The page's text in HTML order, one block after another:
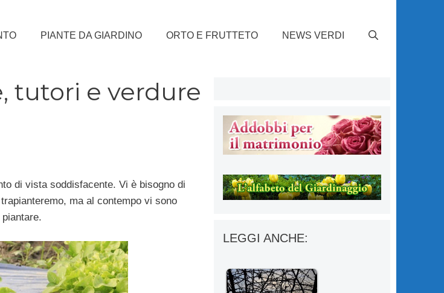
PIANTE DA GIARDINO ORTO E FRUTTETO NEWS VERDI
tutori e verdure
di vista soddisfacente. Vi è bisogno di
ma al contempo vi sono
LEGGI ANCHE: